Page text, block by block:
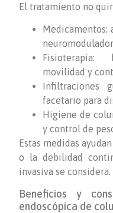
El tratamiento no
Medicamentos:
movilidad y
Infiltraciones
facetario para
Higiene de
y control de
Estas medidas
o la debilidad
invasiva se considera.
Beneficios y
endoscópica de